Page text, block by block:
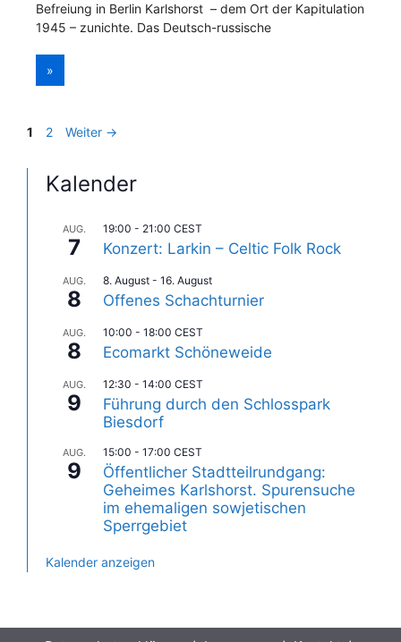
Befreiung in Berlin Karlshorst – dem Ort der Kapitulation
1945 – zunichte. Das Deutsch-russische
»
Seite
1 Seite
2 Weiter →
Kalender
AUG.
7
19:00 - 21:00 CEST
Konzert: Larkin – Celtic Folk Rock
AUG.
8
8. August - 16. August
Offenes Schachturnier
AUG.
8
10:00 - 18:00 CEST
Ecomarkt Schöneweide
AUG.
9
12:30 - 14:00 CEST
Führung durch den Schlosspark
Biesdorf
AUG.
9
15:00 - 17:00 CEST
Öffentlicher Stadtteilrundgang:
Geheimes Karlshorst. Spurensuche
im ehemaligen sowjetischen
Sperrgebiet
Kalender anzeigen